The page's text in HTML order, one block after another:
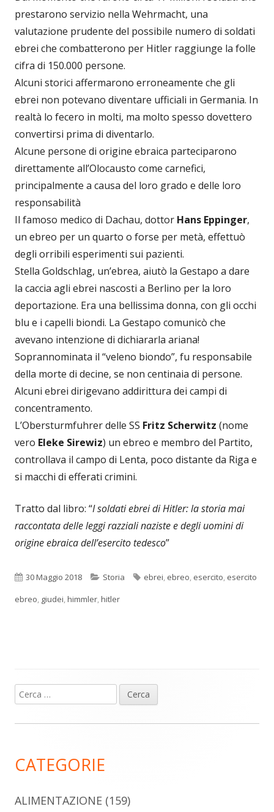
prestarono servizio nella Wehrmacht, una
valutazione prudente del possibile numero di soldati
ebrei che combatterono per Hitler raggiunge la folle
cifra di 150.000 persone.
Alcuni storici affermarono erroneamente che gli
ebrei non potevano diventare ufficiali in Germania. In
realtà lo fecero in molti, ma molto spesso dovettero
convertirsi prima di diventarlo.
Alcune persone di origine ebraica parteciparono
direttamente all’Olocausto come carnefici,
principalmente a causa del loro grado e delle loro
responsabilità
Il famoso medico di Dachau, dottor Hans Eppinger,
un ebreo per un quarto o forse per metà, effettuò
degli orribili esperimenti sui pazienti.
Stella Goldschlag, un’ebrea, aiutò la Gestapo a dare
la caccia agli ebrei nascosti a Berlino per la loro
deportazione. Era una bellissima donna, con gli occhi
blu e i capelli biondi. La Gestapo comunicò che
avevano intenzione di dichiararla ariana!
Soprannominata il “veleno biondo”, fu responsabile
della morte di decine, se non centinaia di persone.
Alcuni ebrei dirigevano addirittura dei campi di
concentramento.
L’Obersturmfuhrer delle SS Fritz Scherwitz (nome
vero Eleke Sirewiz) un ebreo e membro del Partito,
controllava il campo di Lenta, poco distante da Riga e
si macchi di efferati crimini.
Tratto dal libro: “I soldati ebrei di Hitler: la storia mai
raccontata delle leggi razziali naziste e degli uomini di
origine ebraica dell’esercito tedesco”
Pubblicato
30 Maggio 2018 Categorie
Storia Tag
ebrei, ebreo, esercito, esercito
ebreo, giudei,himmler,hitler
Barra
laterale
Ricerca
per:
CATEGORIE
ALIMENTAZIONE (159)